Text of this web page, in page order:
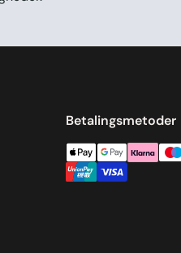
Betalingsmetoder